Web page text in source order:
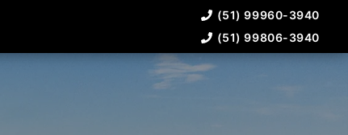
(51) 99960-3940
(51) 99806-3940